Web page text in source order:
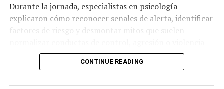
Durante la jornada, especialistas en psicología
explicaron cómo reconocer señales de alerta, identificar
factores de riesgo y desmontar mitos que suelen
dentro de las relaciones afectivas de las y los jóvenes.
Además, se destacó la importancia de fomentar
CONTINUE READING